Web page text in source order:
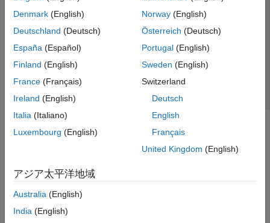
Denmark (English)
Deutschland (Deutsch)
España (Español)
Finland (English)
France (Français)
Ireland (English)
Italia (Italiano)
Luxembourg (English)
Norway(English)
Österreich (Deutsch)
Portugal(English)
Sweden (English)
Switzerland
Deutsch
English
Français
United Kingdom (English)
アジア太平洋地域
Australia (English)
India (English)
違法コピー防止
アプリケーション ステータス
© 1994-2026 The MathWorks, Inc.